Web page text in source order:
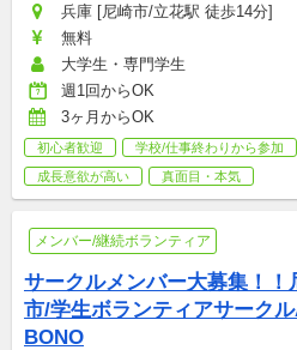
兵庫 [尼崎市/立花駅 徒歩14分]
無料
大学生・専門学生
週1回からOK
3ヶ月からOK
初心者歓迎 学校/仕事終わりから参加
成長意欲が高い
真面目・本気
メンバー/継続ボランティア
サークルメンバー大募集！！
市/学生ボランティアサーク
BONO